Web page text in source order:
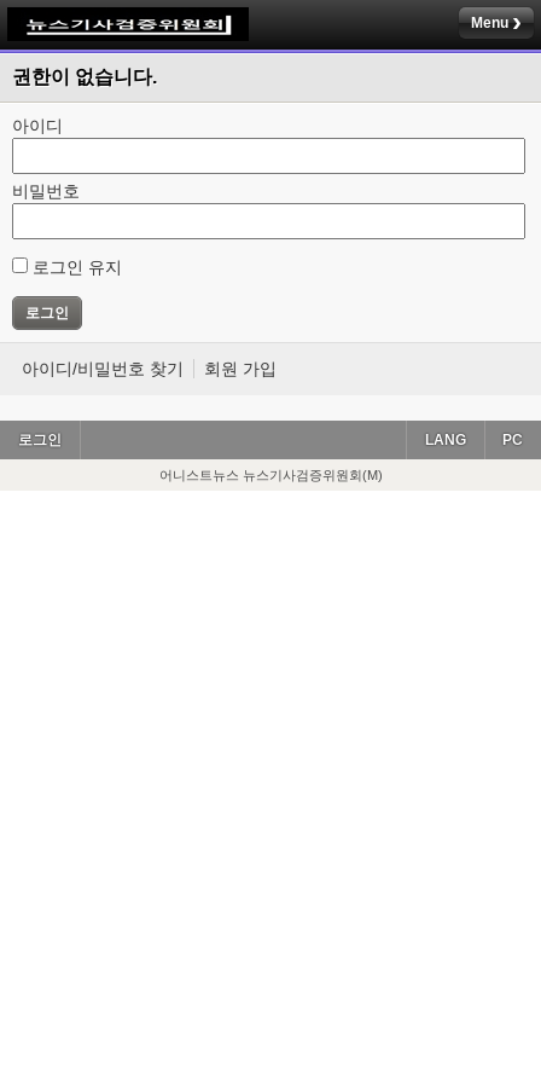
Menu
권한이 없습니다.
아이디
비밀번호
로그인 유지
아이디/비밀번호 찾기 회원 가입
로그인 PC
LANG
어니스트뉴스 뉴스기사검증위원회(M)